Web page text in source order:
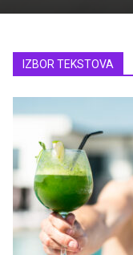
IZBOR TEKSTOVA